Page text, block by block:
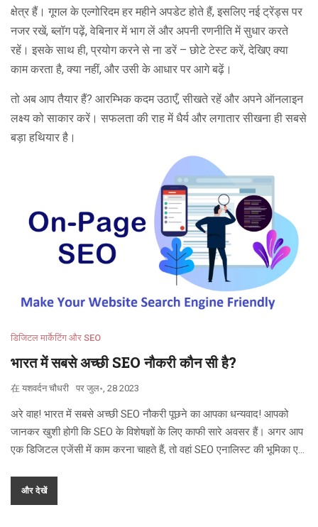
क्षेत्र हैं। गूगल के एल्गोरिदम हर महीने अपडेट होते हैं, इसलिए नई ट्रेंड्स पर
नजर रखें, ब्लॉग पढ़ें, वेबिनार में भाग लें और अपनी रणनीति में सुधार करते
रहें। इसके साथ ही, प्रयोग करने से ना डरें – छोटे टेस्ट करें, देखिए क्या
काम करता है, क्या नहीं, और उसी के आधार पर आगे बढ़ें।
तो अब आप तैयार हैं? आरम्भिक कदम उठाएँ, सीखते रहें और अपने ऑनलाइन
लक्ष्य को साकार करें। सफलता की राह में धैर्य और लगातार सीखना ही सबसे
बड़ा हथियार है।
डिजिटल मार्केटिंग और SEO
भारत में सबसे अच्छी SEO नौकरी कौन सी है?
在 यशवर्दन चौधरी पर जुल॰, 28 2023
अरे वाह! भारत में सबसे अच्छी SEO नौकरी पूछने का आपका धन्यवाद! आपको
जानकर खुशी होगी कि SEO के विशेषज्ञों के लिए काफी सारे अवसर हैं। अगर आप
एक डिजिटल एजेंसी में काम करना चाहते हैं, तो वहां SEO एनालिस्ट की भूमिका एक
मजेदार और लाभदायक विकल्प हो सकता है। लेकिन अगर आपको बड़ी ब्रांड्स के
साथ काम करना पसंद है, तो एक SEO मैनेजर या SEO डायरेक्टर की भूमिका
और देखें